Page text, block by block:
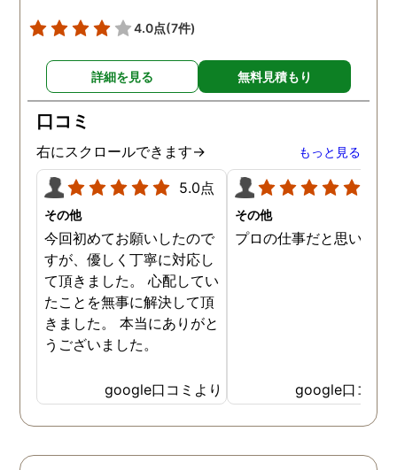
4.0点(7件)
詳細を見る 無料見積もり
口コミ
右にスクロールできます→ もっと見る
5.0点
その他
今回初めてお願いしたので
すが、優しく丁寧に対応し
て頂きました。 心配してい
たことを無事に解決して頂
きました。 本当にありがと
うございました。
google口コミより
その他
プロの仕事だと思います
google口コミ